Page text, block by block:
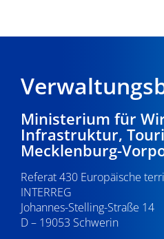
Ministerium für
Infrastruktur,
Mecklenburg-
Referat 430 Europäische
INTERREG
Johannes-Stelling-Straße 14
D – 19053 Schwerin